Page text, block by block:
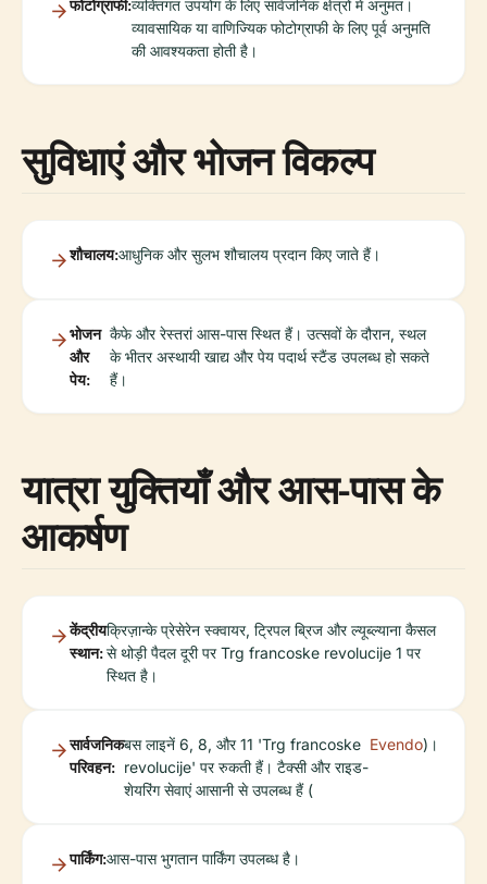
फोटोग्राफी:व्यक्तिगत उपयोग के लिए सार्वजनिक क्षेत्रों में अनुमत।
व्यावसायिक या वाणिज्यिक फोटोग्राफी के लिए पूर्व अनुमति
की आवश्यकता होती है।
सुविधाएं और भोजन विकल्प
शौचालय:आधुनिक और सुलभ शौचालय प्रदान किए जाते हैं।
भोजन
और
पेय:
कैफे और रेस्तरां आस-पास स्थित हैं। उत्सवों के दौरान, स्थल
के भीतर अस्थायी खाद्य और पेय पदार्थ स्टैंड उपलब्ध हो सकते
हैं।
यात्रा युक्तियाँ और आस-पास के
आकर्षण
केंद्रीय
स्थान:
क्रिज़ान्के प्रेसेरेन स्क्वायर, ट्रिपल ब्रिज और ल्यूब्ल्याना कैसल
से थोड़ी पैदल दूरी पर Trg francoske revolucije 1 पर
स्थित है।
सार्वजनिक
परिवहन:
बस लाइनें 6, 8, और 11 'Trg francoske
revolucije' पर रुकती हैं। टैक्सी और राइड-
शेयरिंग सेवाएं आसानी से उपलब्ध हैं (
Evendo)।
पार्किंग:आस-पास भुगतान पार्किंग उपलब्ध है।